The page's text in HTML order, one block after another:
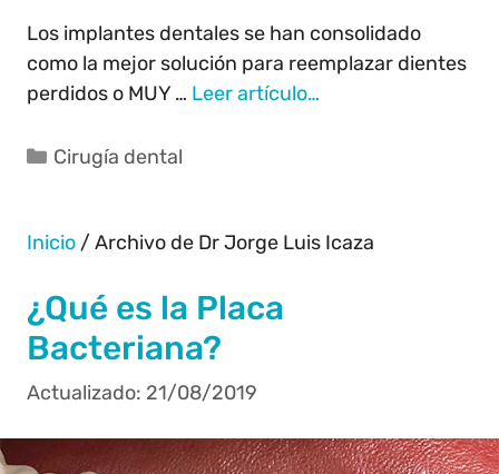
Los implantes dentales se han consolidado
como la mejor solución para reemplazar dientes
perdidos o MUY … Leer artículo…
Cirugía dental
Inicio /Archivo de Dr Jorge Luis Icaza
¿Qué es la Placa
Bacteriana?
21/08/2019